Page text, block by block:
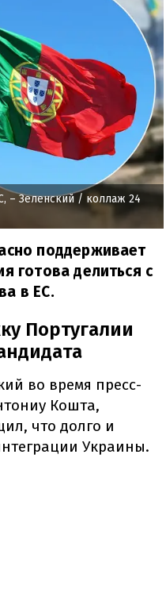
– Зеленский / коллаж 24
поддерживает
готова делиться с
в ЕС.
Португалии
во время пресс-
Кошта,
что долго и
Украины.